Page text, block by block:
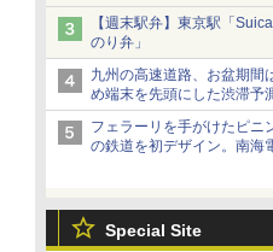
ねっと限定
【週末駅弁】東京駅「
のり弁」
九州の高速道路、お盆期間
め端末を先頭にした渋滞予
回は料金調整を実施
フェラーリを手がけたピニ
の鉄道を初デザイン。南海
Special Site